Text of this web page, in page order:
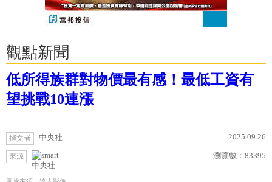
觀點新聞
低所得族群對物價最有感！最低工資有
望挑戰10連漲
撰文者 中央社 2025.09.26
來源
中央社
瀏覽數： 83395